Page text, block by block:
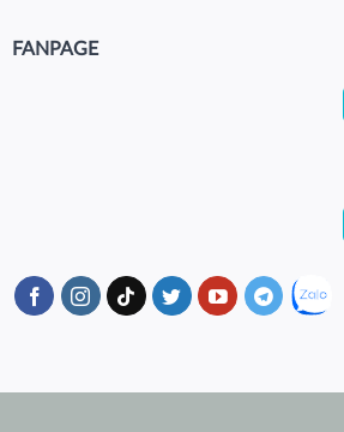
FANPAGE